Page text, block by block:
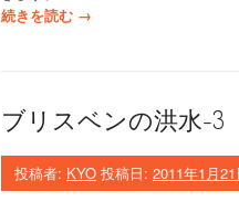
の
”
続きを読む “
で
立
っ
→
ブリスベンの洪水-3
投稿者: KYO 投稿日: 2011年1月21